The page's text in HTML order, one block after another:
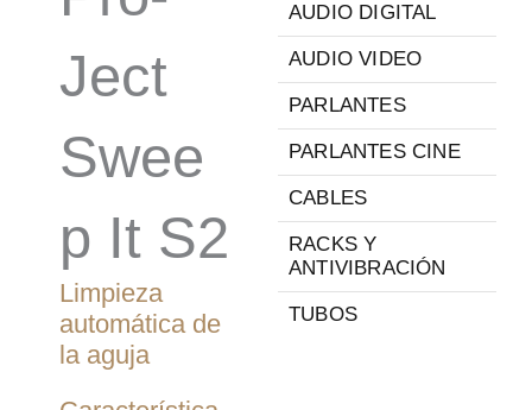
Ject
Swee
p It S2
Limpieza
automática de
la aguja
AUDIO DIGITAL
AUDIO VIDEO
PARLANTES
PARLANTES CINE
CABLES
RACKS Y
ANTIVIBRACIÓN
TUBOS